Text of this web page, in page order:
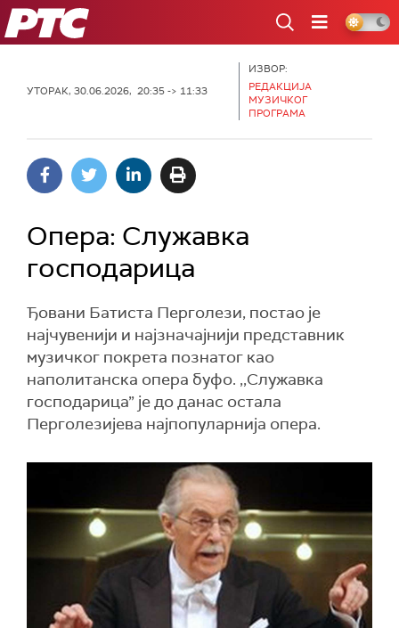
РТС
УТОРАК, 30.06.2026, 20:35 -> 11:33
ИЗВОР:
РЕДАКЦИЈА
МУЗИЧКОГ
ПРОГРАМА
Опера: Служавка
господарица
Ђовани Батиста Перголези, постао је
најчувенији и најзначајнији представник
музичког покрета познатог као
наполитанска опера буфо. ,,Служавка
господарица” је до данас остала
Перголезијева најпопуларнија опера.